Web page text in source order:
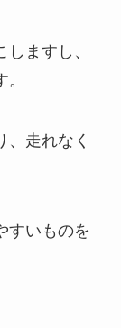
ますし、
、走れなく
すいものを